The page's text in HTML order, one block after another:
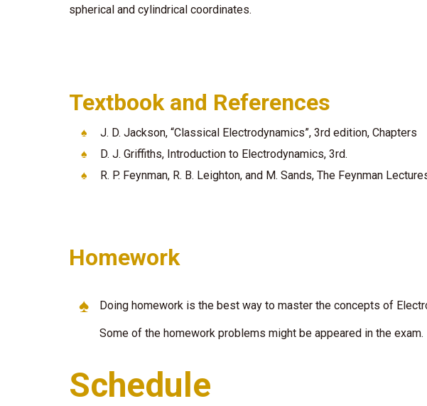
spherical and cylindrical coordinates.
Textbook and References
♠
J. D. Jackson, “Classical Electrodynamics”, 3rd edition, Chapters
♠
D. J. Griffiths, Introduction to Electrodynamics, 3rd.
♠
R. P. Feynman, R. B. Leighton, and M. Sands, The Feynman
Homework
♠ Doing homework is the best way to master the concepts of
Some of the homework problems might be appeared in the exam.
Schedule